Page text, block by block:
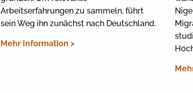
Arbeitserfahrungen zu sammeln, führt
sein Weg ihn zunächst nach Deutschland.
Mehr Information >